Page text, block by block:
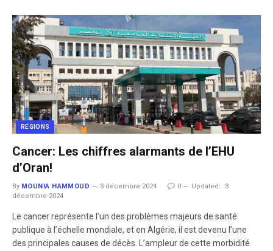
RÉGIONS
Cancer: Les chiffres alarmants de l’EHU
d’Oran!
By MOUNIA HAMMOUD 3 décembre 2024 0 Updated:
3
décembre 2024
Le cancer représente l’un des problèmes majeurs de santé
publique à l’échelle mondiale, et en Algérie, il est devenu l’une
des principales causes de décès. L’ampleur de cette morbidité